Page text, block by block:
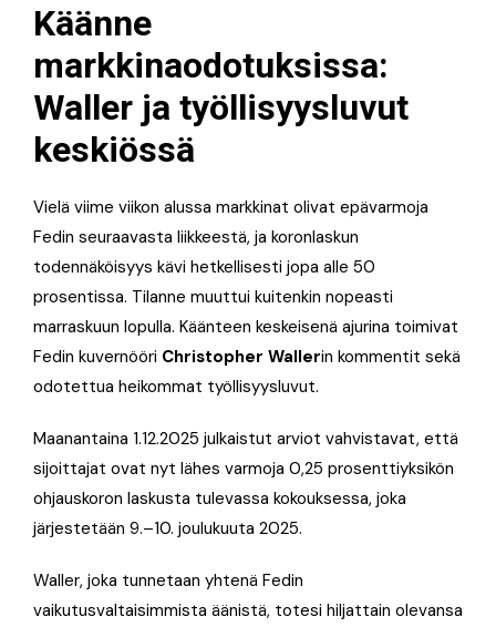
Käänne
markkinaodotuksissa:
Waller ja työllisyysluvut
keskiössä
Vielä viime viikon alussa markkinat olivat epävarmoja
Fedin seuraavasta liikkeestä, ja koronlaskun
todennäköisyys kävi hetkellisesti jopa alle 50
prosentissa. Tilanne muuttui kuitenkin nopeasti
marraskuun lopulla. Käänteen keskeisenä ajurina toimivat
Fedin kuvernööri Christopher Wallerin kommentit sekä
odotettua heikommat työllisyysluvut.
Maanantaina 1.12.2025 julkaistut arviot vahvistavat, että
sijoittajat ovat nyt lähes varmoja 0,25 prosenttiyksikön
ohjauskoron laskusta tulevassa kokouksessa, joka
järjestetään 9.–10. joulukuuta 2025.
Waller, joka tunnetaan yhtenä Fedin
vaikutusvaltaisimmista äänistä, totesi hiljattain olevansa